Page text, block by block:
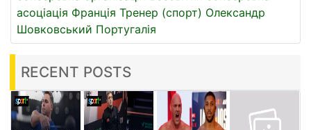
асоціація Франція Тренер (спорт) Олександр
Шовковський Португалія
RECENT POSTS